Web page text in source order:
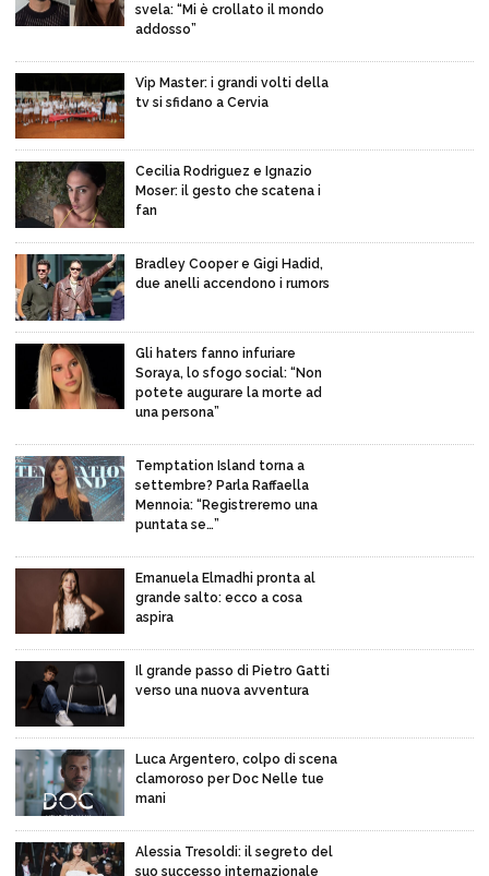
svela: “Mi è crollato il mondo
addosso”
Vip Master: i grandi volti della
tv si sfidano a Cervia
Cecilia Rodriguez e Ignazio
Moser: il gesto che scatena i
fan
Bradley Cooper e Gigi Hadid,
due anelli accendono i rumors
Gli haters fanno infuriare
Soraya, lo sfogo social: “Non
potete augurare la morte ad
una persona”
Temptation Island torna a
settembre? Parla Raffaella
Mennoia: “Registreremo una
puntata se…”
Emanuela Elmadhi pronta al
grande salto: ecco a cosa
aspira
Il grande passo di Pietro Gatti
verso una nuova avventura
Luca Argentero, colpo di scena
clamoroso per Doc Nelle tue
mani
Alessia Tresoldi: il segreto del
suo successo internazionale